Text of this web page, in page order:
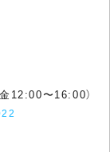
12:00〜16:00）